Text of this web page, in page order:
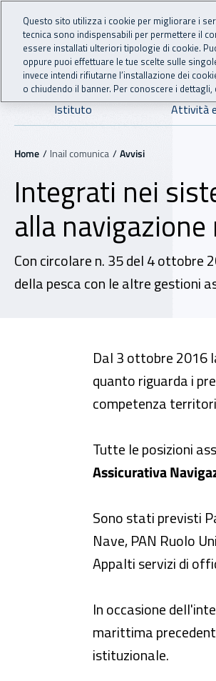
Vai al menu principale
Vai al contenuto principale
INAIL - Istituto
Navigazione
Istituto Attività
Navigazione - Ti trovi in:
Home Inail comunica Avvisi
Integrati nei
alla
Con circolare n. 35 del 4
della pesca con le altre gestioni
Dal 3 ottobre 2016
quanto riguarda i
competenza
Tutte le posizioni
Assicurativa
Sono stati previsti
Nave, PAN Ruolo
Appalti servizi di
In occasione
marittima
istituzionale.
Questo sito utilizza i cookie per migliorare i
tecnica sono indispensabili per permettere il
essere installati ulteriori tipologie di cookie.
oppure puoi effettuare le tue scelte sulle
invece intendi rifiutarne l’installazione dei
o chiudendo il banner. Per conoscere i